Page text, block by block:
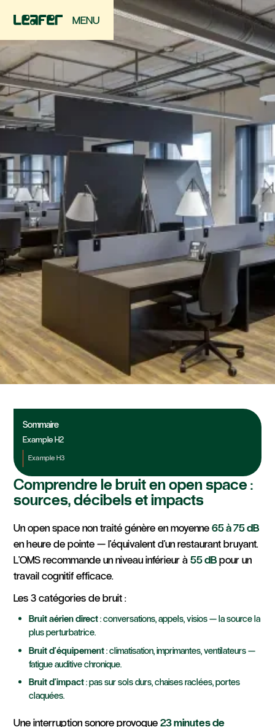
MENU
Isolation Phonique
Solutions Efficaces
Sommaire
Example H2
Example H3
Comprendre le bruit en open space :
sources, décibels et impacts
Un open space non traité génère en moyenne65 à 75 dB
en heure de pointe — l'équivalent d'un restaurant bruyant.
L'OMS recommande un niveau inférieur à55 dBpour un
travail cognitif efficace.
Les 3 catégories de bruit :
Bruit aérien direct: conversations, appels, visios — la source la
plus perturbatrice.
Bruit d'équipement: climatisation, imprimantes, ventilateurs —
fatigue auditive chronique.
Bruit d'impact: pas sur sols durs, chaises raclées, portes
claquées.
Une interruption sonore provoque23 minutes de